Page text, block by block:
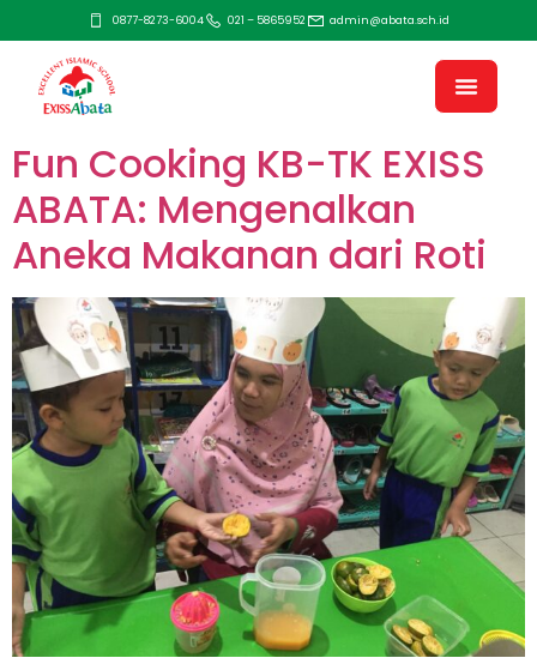
0877-8273-6004 021 – 5865952 admin@abata.sch.id
Fun Cooking KB-TK EXISS
ABATA: Mengenalkan
Aneka Makanan dari Roti